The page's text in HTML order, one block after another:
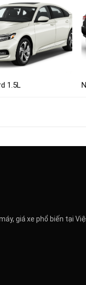
1.5L
giá xe phổ biến tại